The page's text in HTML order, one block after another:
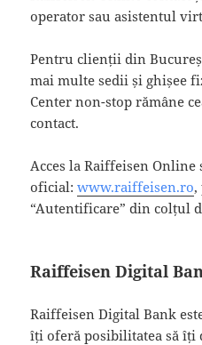
operator sau asistentul
Pentru clienții din
mai multe sedii și ghișee
Center non-stop rămâne
contact.
Acces la Raiffeisen Online
oficial:www.raiffeisen.ro,
“Autentificare” din colțul
Raiffeisen Digital
Raiffeisen Digital Bank
îți oferă posibilitatea să îți